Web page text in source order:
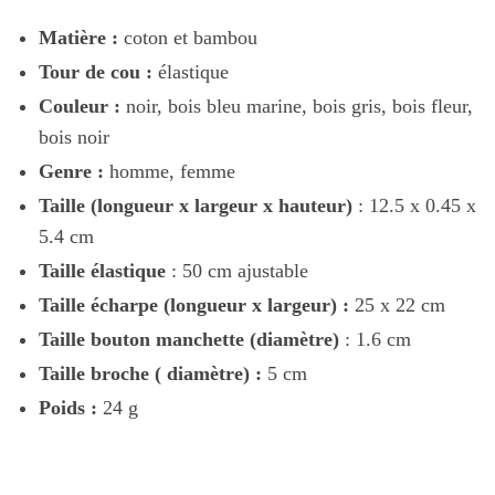
Matière : coton et bambou
Tour de cou : élastique
Couleur : noir, bois bleu marine, bois gris, bois fleur,
bois noir
Genre : homme, femme
Taille (longueur x largeur x hauteur) : 12.5 x 0.45 x
5.4 cm
Taille élastique : 50 cm ajustable
Taille écharpe (longueur x largeur) : 25 x 22 cm
Taille bouton manchette (diamètre) : 1.6 cm
Taille broche ( diamètre) : 5 cm
Poids : 24 g